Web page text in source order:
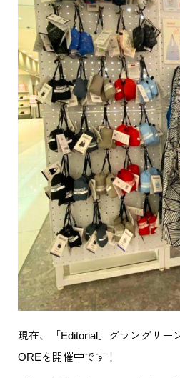
現在、「Editorial」グラングリー
OREを開催中です！